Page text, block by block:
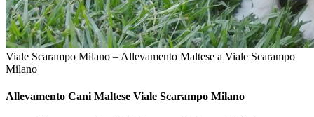
Viale Scarampo Milano – Allevamento Maltese a Viale Scarampo
Milano
Allevamento Cani Maltese Viale Scarampo Milano